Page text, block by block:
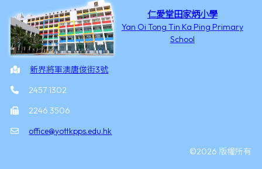
仁愛堂田家炳小學
Yan Oi Tong Tin Ka Ping Primary
School
新界將軍澳唐俊街3號
2457 1302
2246 3506
office@yottkpps.edu.hk
©2026 版權所有